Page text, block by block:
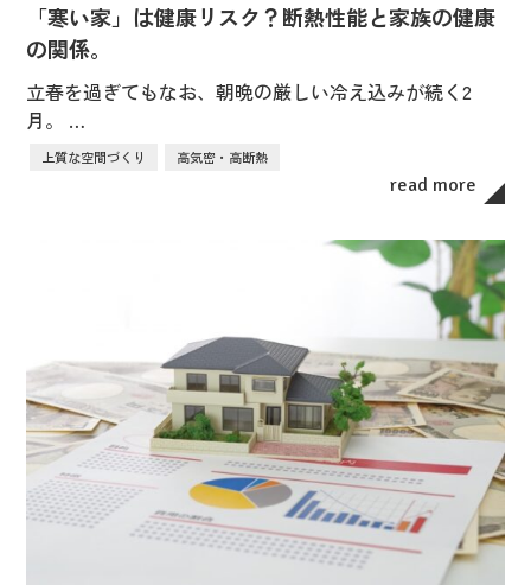
「寒い家」は健康リスク？断熱性能と家族の健康
の関係。
立春を過ぎてもなお、朝晩の厳しい冷え込みが続く2
月。 …
上質な空間づくり 高気密・高断熱
read more